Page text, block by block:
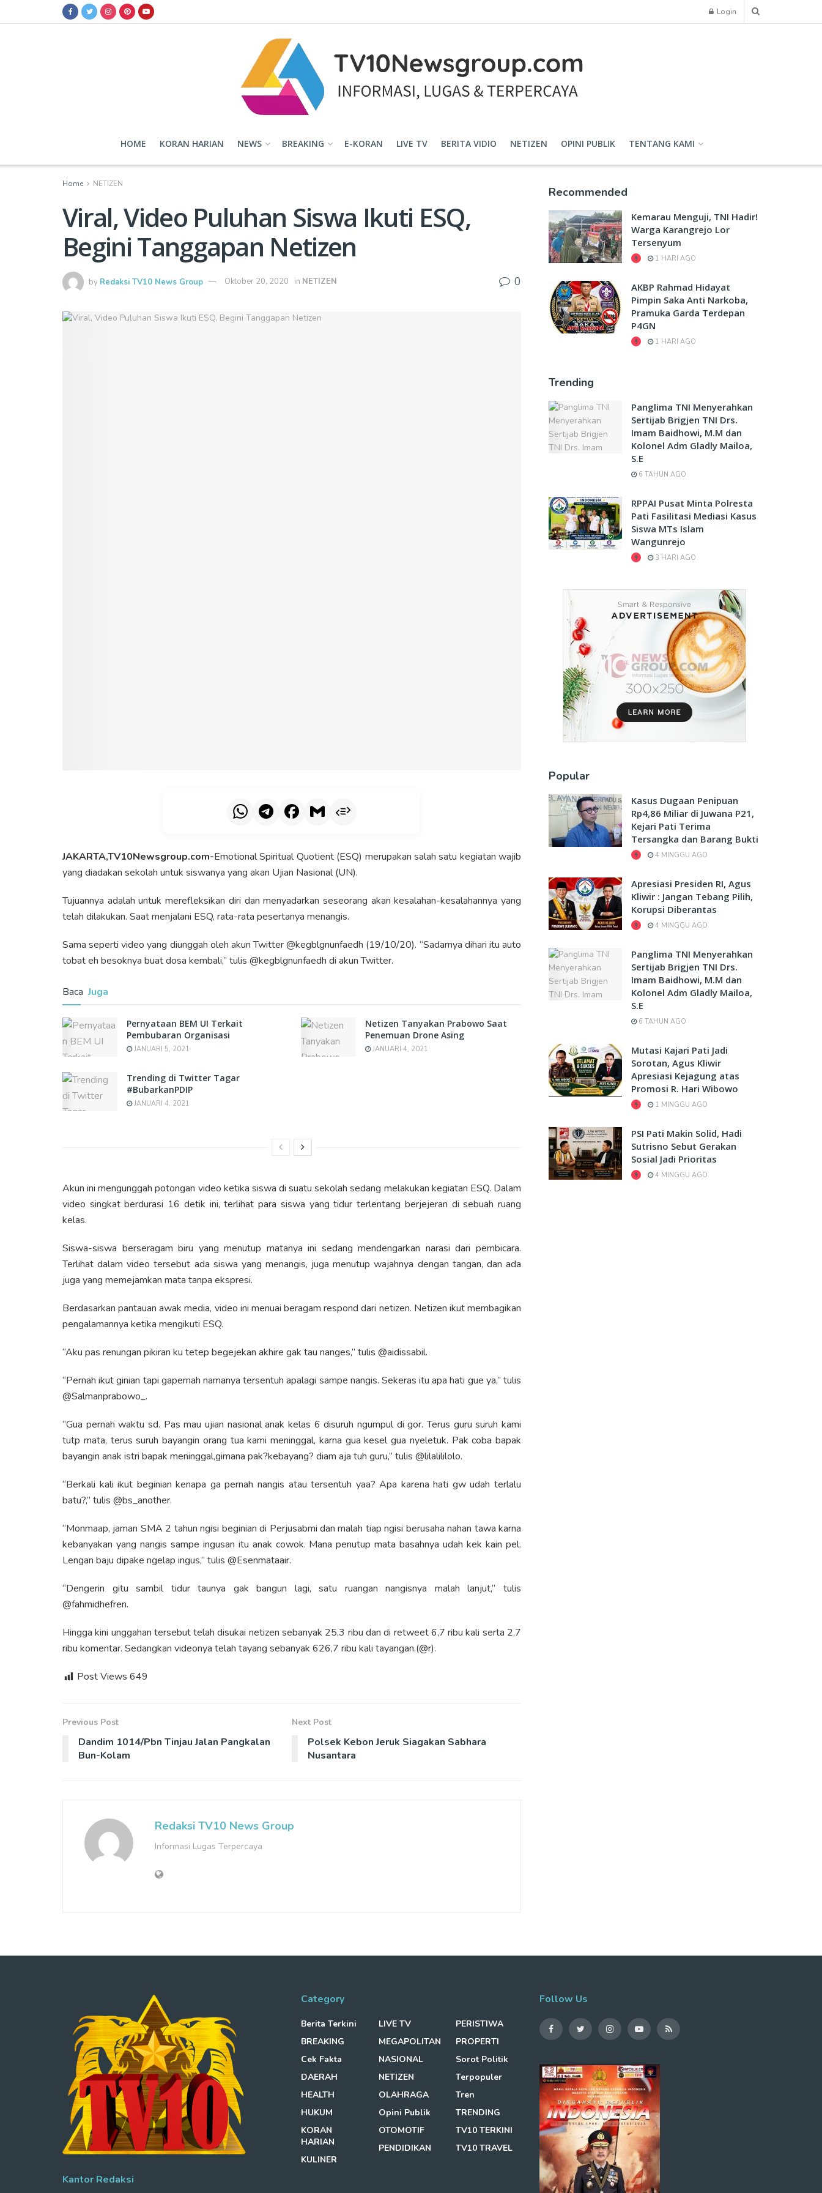
Login
HOME KORAN HARIAN NEWS BREAKING E-KORAN LIVE TV BERITA VIDIO NETIZEN OPINI PUBLIK TENTANG KAMI
Home NETIZEN
Viral, Video Puluhan Siswa Ikuti ESQ,
Begini Tanggapan Netizen
by Redaksi TV10 News Group Oktober 20, 2020 in NETIZEN 0
JAKARTA,TV10Newsgroup.com-Emotional Spiritual Quotient (ESQ) merupakan salah satu kegiatan wajib
yang diadakan sekolah untuk siswanya yang akan Ujian Nasional (UN).
Tujuannya adalah untuk merefleksikan diri dan menyadarkan seseorang akan kesalahan-kesalahannya yang
telah dilakukan. Saat menjalani ESQ, rata-rata pesertanya menangis.
Sama seperti video yang diunggah oleh akun Twitter @kegblgnunfaedh (19/10/20). “Sadarnya dihari itu auto
tobat eh besoknya buat dosa kembali,” tulis @kegblgnunfaedh di akun Twitter.
Baca Juga
Pernyataan BEM UI Terkait
Pembubaran Organisasi
JANUARI 5, 2021
Netizen Tanyakan Prabowo Saat
Penemuan Drone Asing
JANUARI 4, 2021
Trending di Twitter Tagar
#BubarkanPDIP
JANUARI 4, 2021
Akun ini mengunggah potongan video ketika siswa di suatu sekolah sedang melakukan kegiatan ESQ. Dalam
video singkat berdurasi 16 detik ini, terlihat para siswa yang tidur terlentang berjejeran di sebuah ruang
kelas.
Siswa-siswa berseragam biru yang menutup matanya ini sedang mendengarkan narasi dari pembicara.
Terlihat dalam video tersebut ada siswa yang menangis, juga menutup wajahnya dengan tangan, dan ada
juga yang memejamkan mata tanpa ekspresi.
Berdasarkan pantauan awak media, video ini menuai beragam respond dari netizen. Netizen ikut membagikan
pengalamannya ketika mengikuti ESQ.
“Aku pas renungan pikiran ku tetep begejekan akhire gak tau nanges,” tulis @aidissabil.
“Pernah ikut ginian tapi gapernah namanya tersentuh apalagi sampe nangis. Sekeras itu apa hati gue ya,” tulis
@Salmanprabowo_.
“Gua pernah waktu sd. Pas mau ujian nasional anak kelas 6 disuruh ngumpul di gor. Terus guru suruh kami
tutp mata, terus suruh bayangin orang tua kami meninggal, karna gua kesel gua nyeletuk. Pak coba bapak
bayangin anak istri bapak meninggal,gimana pak?kebayang? diam aja tuh guru,” tulis @lilalililolo.
“Berkali kali ikut beginian kenapa ga pernah nangis atau tersentuh yaa? Apa karena hati gw udah terlalu
batu?,” tulis @bs_another.
“Monmaap, jaman SMA 2 tahun ngisi beginian di Perjusabmi dan malah tiap ngisi berusaha nahan tawa karna
kebanyakan yang nangis sampe ingusan itu anak cowok. Mana penutup mata basahnya udah kek kain pel.
Lengan baju dipake ngelap ingus,” tulis @Esenmataair.
“Dengerin gitu sambil tidur taunya gak bangun lagi, satu ruangan nangisnya malah lanjut,” tulis
@fahmidhefren.
Hingga kini unggahan tersebut telah disukai netizen sebanyak 25,3 ribu dan di retweet 6,7 ribu kali serta 2,7
ribu komentar. Sedangkan videonya telah tayang sebanyak 626,7 ribu kali tayangan.(@r).
Post Views 649
Previous Post
Dandim 1014/Pbn Tinjau Jalan Pangkalan
Bun-Kolam
Next Post
Polsek Kebon Jeruk Siagakan Sabhara
Nusantara
Redaksi TV10 News Group
Informasi Lugas Terpercaya
Recommended
Kemarau Menguji, TNI Hadir!
Warga Karangrejo Lor
Tersenyum
1 HARI AGO
AKBP Rahmad Hidayat
Pimpin Saka Anti Narkoba,
Pramuka Garda Terdepan
P4GN
1 HARI AGO
Trending
Panglima TNI Menyerahkan
Sertijab Brigjen TNI Drs.
Imam Baidhowi, M.M dan
Kolonel Adm Gladly Mailoa,
S.E
6 TAHUN AGO
RPPAI Pusat Minta Polresta
Pati Fasilitasi Mediasi Kasus
Siswa MTs Islam
Wangunrejo
3 HARI AGO
Popular
Kasus Dugaan Penipuan
Rp4,86 Miliar di Juwana P21,
Kejari Pati Terima
Tersangka dan Barang Bukti
4 MINGGU AGO
Apresiasi Presiden RI, Agus
Kliwir : Jangan Tebang Pilih,
Korupsi Diberantas
4 MINGGU AGO
Panglima TNI Menyerahkan
Sertijab Brigjen TNI Drs.
Imam Baidhowi, M.M dan
Kolonel Adm Gladly Mailoa,
S.E
6 TAHUN AGO
Mutasi Kajari Pati Jadi
Sorotan, Agus Kliwir
Apresiasi Kejagung atas
Promosi R. Hari Wibowo
1 MINGGU AGO
PSI Pati Makin Solid, Hadi
Sutrisno Sebut Gerakan
Sosial Jadi Prioritas
4 MINGGU AGO
Kantor Redaksi
Category
Berita Terkini
BREAKING
Cek Fakta
DAERAH
HEALTH
HUKUM
KORAN
HARIAN
KULINER
LIVE TV
MEGAPOLITAN
NASIONAL
NETIZEN
OLAHRAGA
Opini Publik
OTOMOTIF
PENDIDIKAN
PERISTIWA
PROPERTI
Sorot Politik
Terpopuler
Tren
TRENDING
TV10 TERKINI
TV10 TRAVEL
Follow Us